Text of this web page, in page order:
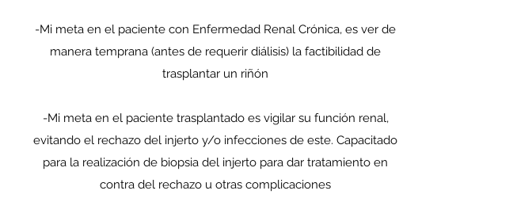
-Mi meta en el paciente con Enfermedad Renal Crónica, es ver de
manera temprana (antes de requerir diálisis) la factibilidad de
trasplantar un riñón
-Mi meta en el paciente trasplantado es vigilar su función renal,
evitando el rechazo del injerto y/o infecciones de este. Capacitado
para la realización de biopsia del injerto para dar tratamiento en
contra del rechazo u otras complicaciones